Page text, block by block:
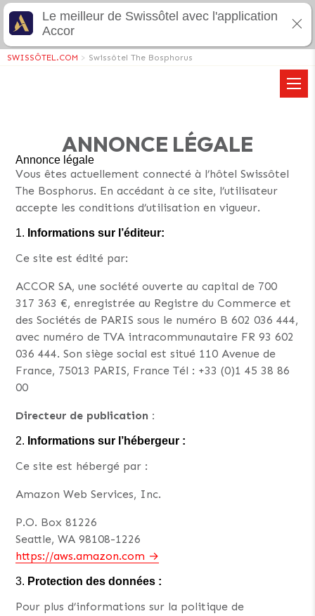
ANNONCE LÉGALE
Annonce légale
Vous êtes actuellement connecté à l’hôtel Swissôtel
The Bosphorus. En accédant à ce site, l’utilisateur
accepte les conditions d’utilisation en vigueur.
Informations sur l’éditeur:
Ce site est édité par:
ACCOR SA, une société ouverte au capital de 700
317 363 €, enregistrée au Registre du Commerce et
des Sociétés de PARIS sous le numéro B 602 036 444,
avec numéro de TVA intracommunautaire FR 93 602
036 444. Son siège social est situé 110 Avenue de
France, 75013 PARIS, France Tél : +33 (0)1 45 38 86
00
Directeur de publication :
Informations sur l’hébergeur :
Ce site est hébergé par :
Amazon Web Services, Inc.
P.O. Box 81226
Seattle, WA 98108-1226
https://aws.amazon.com
Protection des données :
Pour plus d’informations sur la politique de
SWISSÔTEL.COM > Swissôtel The Bosphorus
Le meilleur de Swissôtel avec l'application
Accor